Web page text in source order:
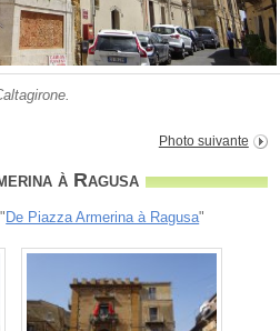
Photo suivante
à Ragusa
De Piazza Armerina à Ragusa"